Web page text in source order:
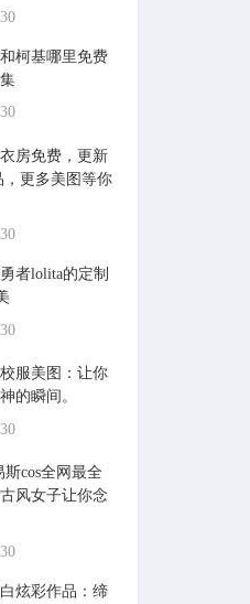
柯基哪里免费
房免费，更新
，更多美图等你
者lolita的定制
服美图：让你
的瞬间。
斯cos全网最全
风女子让你念
炫彩作品：缔